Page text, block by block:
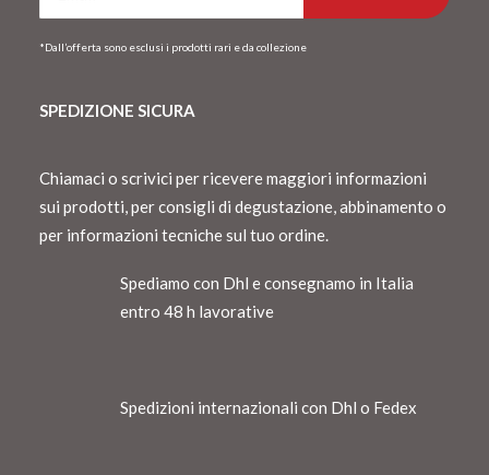
*Dall’offerta sono esclusi i prodotti rari e da collezione
SPEDIZIONE SICURA
Chiamaci o scrivici per ricevere maggiori informazioni
sui prodotti, per consigli di degustazione, abbinamento o
per informazioni tecniche sul tuo ordine.
Spediamo con Dhl e consegnamo in Italia
entro 48 h lavorative
Spedizioni internazionali con Dhl o Fedex